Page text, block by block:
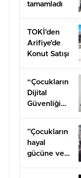
tamamladı
TOKİ’den
Arifiye’de
Konut Satışı
“Çocukların
Dijital
Güvenliği
”Çocukların
hayal
gücüne ve